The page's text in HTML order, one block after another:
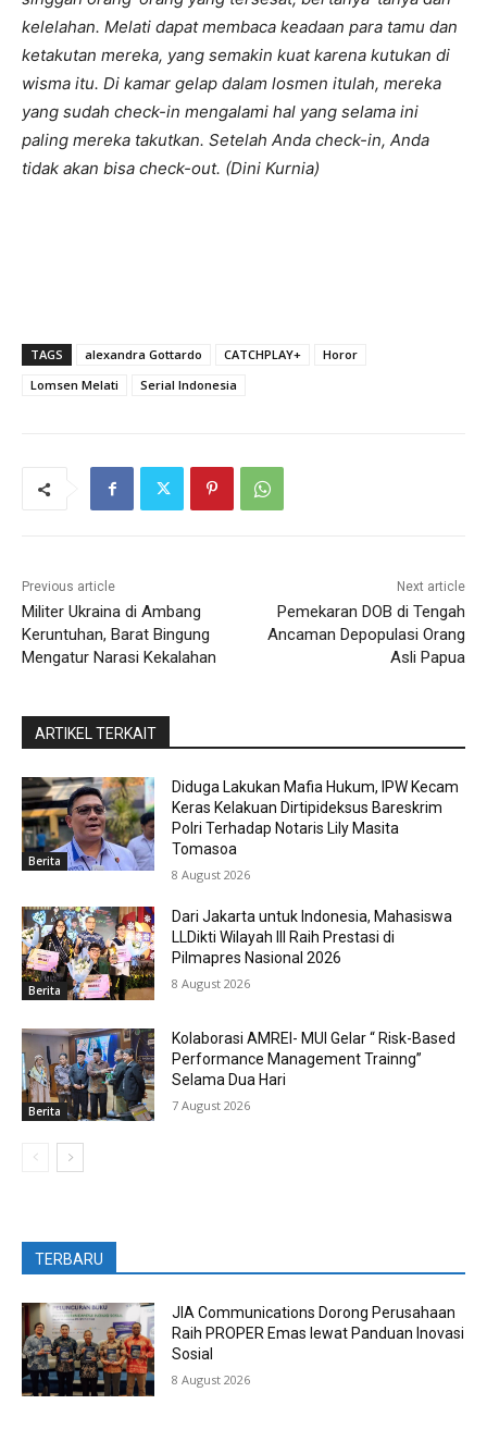
kelelahan. Melati dapat membaca keadaan para tamu dan
ketakutan mereka, yang semakin kuat karena kutukan di
wisma itu. Di kamar gelap dalam losmen itulah, mereka
yang sudah check-in mengalami hal yang selama ini
paling mereka takutkan. Setelah Anda check-in, Anda
tidak akan bisa check-out. (Dini Kurnia)
TAGS alexandra Gottardo CATCHPLAY+
Horor
Lomsen Melati
Serial Indonesia
Previous article
Militer Ukraina di Ambang
Keruntuhan, Barat Bingung
Mengatur Narasi Kekalahan
Next article
Pemekaran DOB di Tengah
Ancaman Depopulasi Orang
Asli Papua
ARTIKEL TERKAIT
Berita
Diduga Lakukan Mafia Hukum, IPW Kecam
Keras Kelakuan Dirtipideksus Bareskrim
Polri Terhadap Notaris Lily Masita
Tomasoa
8 August 2026
Berita
Dari Jakarta untuk Indonesia, Mahasiswa
LLDikti Wilayah III Raih Prestasi di
Pilmapres Nasional 2026
8 August 2026
Berita
Kolaborasi AMREI- MUI Gelar “ Risk-Based
Performance Management Trainng”
Selama Dua Hari
7 August 2026
TERBARU
JIA Communications Dorong Perusahaan
Raih PROPER Emas lewat Panduan Inovasi
Sosial
8 August 2026